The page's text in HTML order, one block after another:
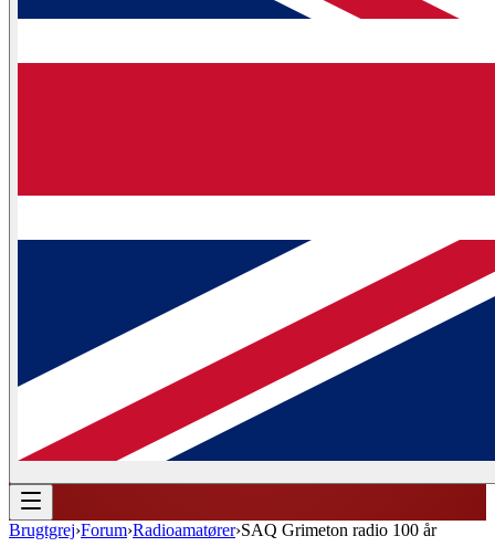
Brugtgrej›Forum›Radioamatører›SAQ Grimeton radio 100 år